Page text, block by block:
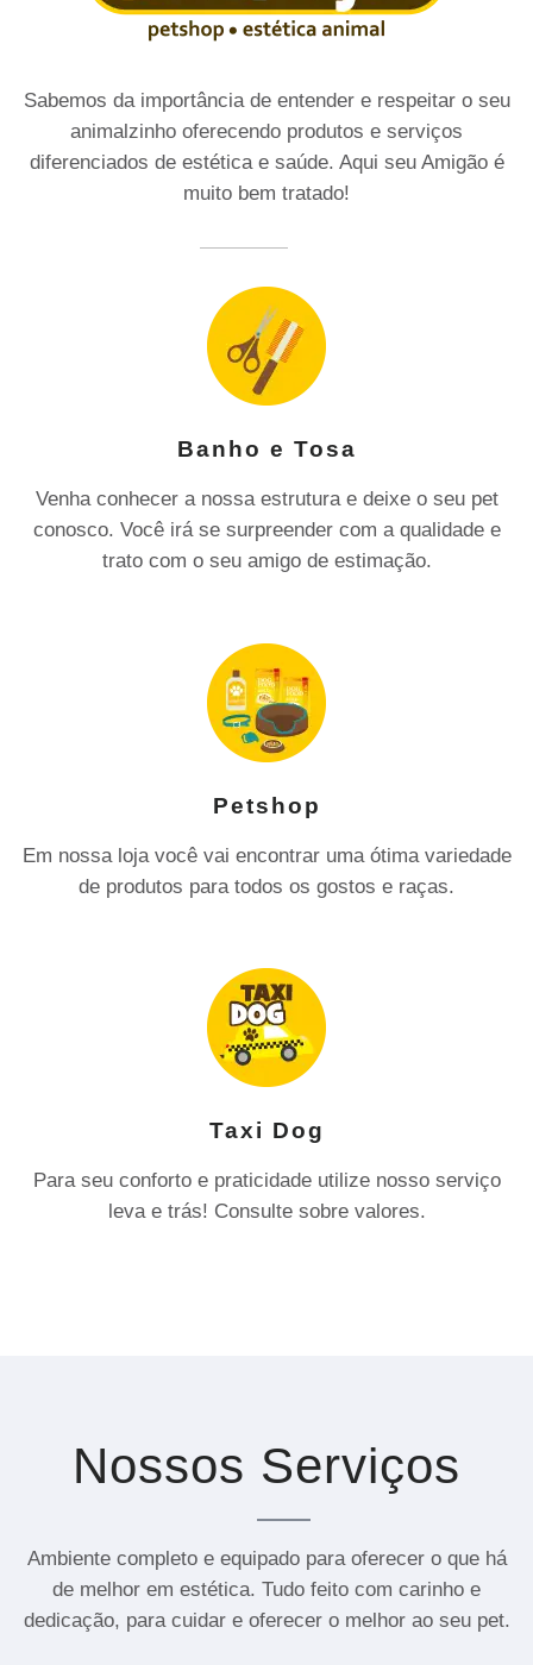
Sabemos da importância de entender e respeitar o seu
animalzinho oferecendo produtos e serviços
diferenciados de estética e saúde. Aqui seu Amigão é
muito bem tratado!
Banho e Tosa
Venha conhecer a nossa estrutura e deixe o seu pet
conosco. Você irá se surpreender com a qualidade e
trato com o seu amigo de estimação.
Petshop
Em nossa loja você vai encontrar uma ótima variedade
de produtos para todos os gostos e raças.
Taxi Dog
Para seu conforto e praticidade utilize nosso serviço
leva e trás! Consulte sobre valores.
Nossos Serviços
Ambiente completo e equipado para oferecer o que há
de melhor em estética. Tudo feito com carinho e
dedicação, para cuidar e oferecer o melhor ao seu pet.